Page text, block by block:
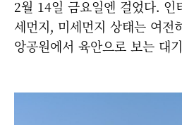
2월 14일 금요일엔 걸었다. 인
세먼지, 미세먼지 상태는 여전
앙공원에서 육안으로 보는 대